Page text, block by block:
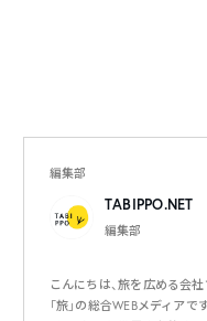
編集部
TABIPPO.NET
編集部
こんにちは、旅を広める会
「旅」の総合WEBメディア